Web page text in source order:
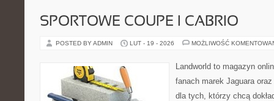
SPORTOWE COUPE I CABRIO
POSTED BY ADMIN LUT - 19 - 2026 MOŻLIWOŚĆ
Landworld to magazyn
fanach marek Jaguara
dla tych, którzy chcą